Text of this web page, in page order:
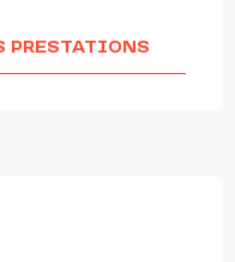
PRESTATIONS